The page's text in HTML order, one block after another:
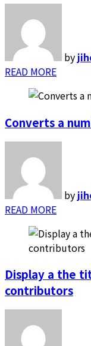
by
READ MORE
Converts a
by
READ MORE
Display a the
contributors